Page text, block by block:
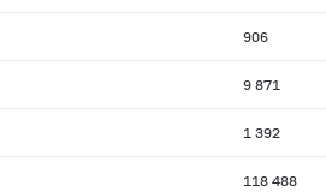
906
9 871
1 392
118 488